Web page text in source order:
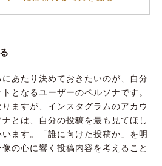
あたり決めておきたいのが、自分
となるユーザーのペルソナです。
ますが、インスタグラムのアカウ
とは、自分の投稿を最も見てほし
ます。「誰に向けた投稿か」を明
の心に響く投稿内容を考えること